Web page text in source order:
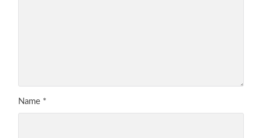
Name *